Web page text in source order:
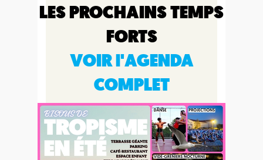
LES PROCHAINS TEMPS
FORTS
VOIR l'AGENDA
COMPLET